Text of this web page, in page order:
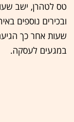
טס לטהרן, ישב
ובכירים נוספים
שעות אחר כך
במגעים לעסקה.